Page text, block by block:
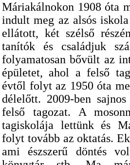
Máriakálnokon 1908 óta
indult meg az alsós
ellátott, két szélső
tanítók és családjuk
folyamatosan bővült az
épületet, ahol a felső
évtől folyt az 1950 óta
délelőtt. 2009-ben
felső tagozat. A
tagiskolája lettünk és
folyt tovább az oktatás.
ami észszerű döntés